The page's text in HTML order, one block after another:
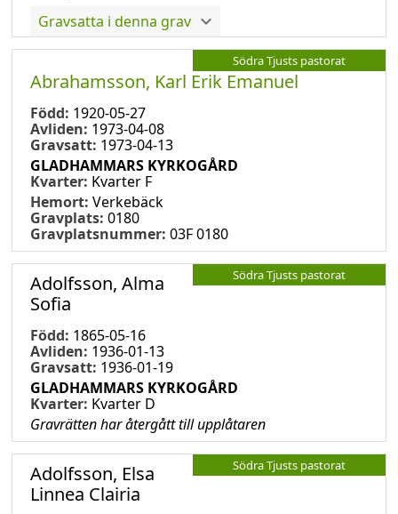
Gravsatta i denna grav
Södra Tjusts pastorat
Abrahamsson, Karl Erik Emanuel
Född: 1920-05-27
Avliden: 1973-04-08
Gravsatt: 1973-04-13
GLADHAMMARS KYRKOGÅRD
Kvarter: Kvarter F
Hemort: Verkebäck
Gravplats: 0180
Gravplatsnummer: 03F 0180
Södra Tjusts pastorat
Adolfsson, Alma
Sofia
Född: 1865-05-16
Avliden: 1936-01-13
Gravsatt: 1936-01-19
GLADHAMMARS KYRKOGÅRD
Kvarter: Kvarter D
Gravrätten har återgått till upplåtaren
Södra Tjusts pastorat
Adolfsson, Elsa
Linnea Clairia